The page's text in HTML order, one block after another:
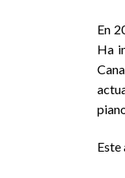
En
Ha
Este